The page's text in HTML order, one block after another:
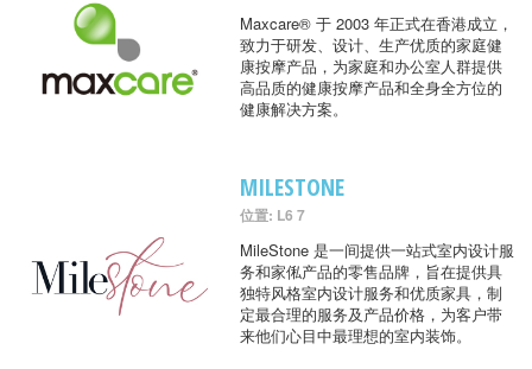
Maxcare® 于 2003 年正式在香港成立，
致力于研发、设计、生产优质的家庭健
康按摩产品，为家庭和办公室人群提供
高品质的健康按摩产品和全身全方位的
健康解决方案。
MILESTONE
位置: L6 7
MileStone 是一间提供一站式室内设计服
务和家俬产品的零售品牌，旨在提供具
独特风格室内设计服务和优质家具，制
定最合理的服务及产品价格，为客户带
来他们心目中最理想的室内装饰。